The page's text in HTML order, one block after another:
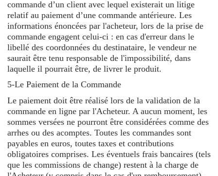
commande d’un client avec lequel existerait un litige
relatif au paiement d’une commande antérieure. Les
informations énoncées par l'acheteur, lors de la prise de
commande engagent celui-ci : en cas d'erreur dans le
libellé des coordonnées du destinataire, le vendeur ne
saurait être tenu responsable de l'impossibilité, dans
laquelle il pourrait être, de livrer le produit.
5-Le Paiement de la Commande
Le paiement doit être réalisé lors de la validation de la
commande en ligne par l'Acheteur. A aucun moment, les
sommes versées ne pourront être considérées comme des
arrhes ou des acomptes. Toutes les commandes sont
payables en euros, toutes taxes et contributions
obligatoires comprises. Les éventuels frais bancaires (tels
que les commissions de change) restent à la charge de